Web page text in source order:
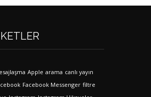
Apple arama canlı yayın
Facebook Messenger filtre